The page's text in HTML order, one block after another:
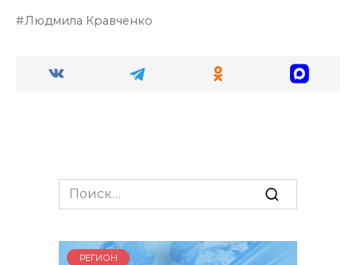
Людмила Кравченко
Search
for:
РЕГИОН